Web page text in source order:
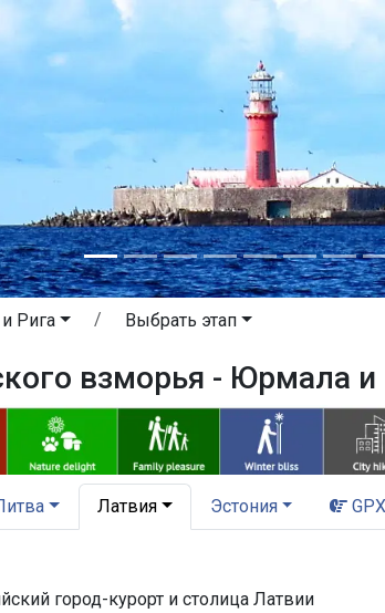
Рига Выбрать этап
взморья - Юрмала и
Латвия Эстония GPX
город-курорт и столица Латвии